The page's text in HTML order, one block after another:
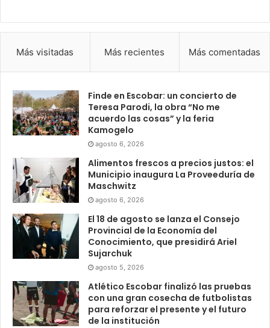
Más visitadas Más recientes Más comentadas
Finde en Escobar: un concierto de
Teresa Parodi, la obra “No me
acuerdo las cosas” y la feria
Kamogelo
agosto 6, 2026
Alimentos frescos a precios justos: el
Municipio inaugura La Proveeduría de
Maschwitz
agosto 6, 2026
El 18 de agosto se lanza el Consejo
Provincial de la Economía del
Conocimiento, que presidirá Ariel
Sujarchuk
agosto 5, 2026
Atlético Escobar finalizó las pruebas
con una gran cosecha de futbolistas
para reforzar el presente y el futuro
de la institución